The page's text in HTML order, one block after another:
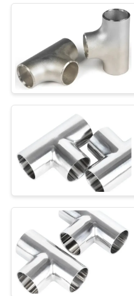
EIN
SITEMAP
PRIVACY
POLICY